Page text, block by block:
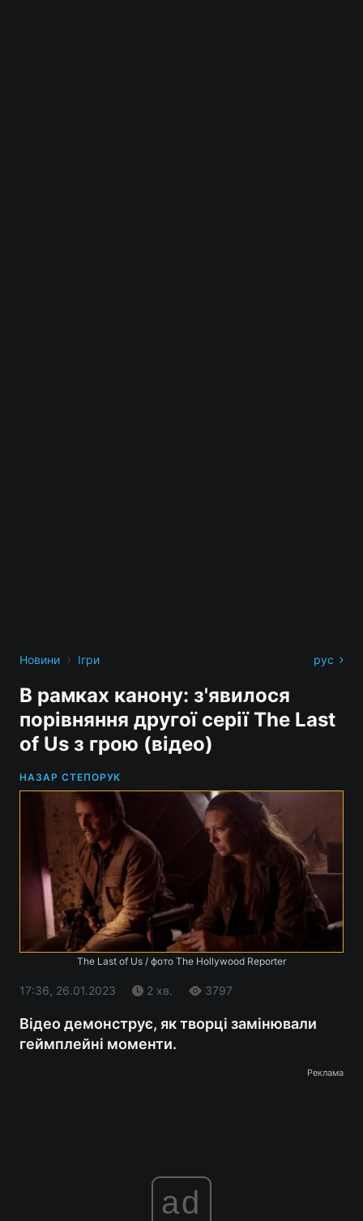
Новини › Ігри рус
В рамках канону: з'явилося
порівняння другої серії The Last
оf Us з грою (відео)
НАЗАР СТЕПОРУК
The Last оf Us / фото The Hollywood Reporter
17:36, 26.01.2023 2 хв. 3797
Відео демонструє, як творці замінювали
геймплейні моменти.
Реклама
ad